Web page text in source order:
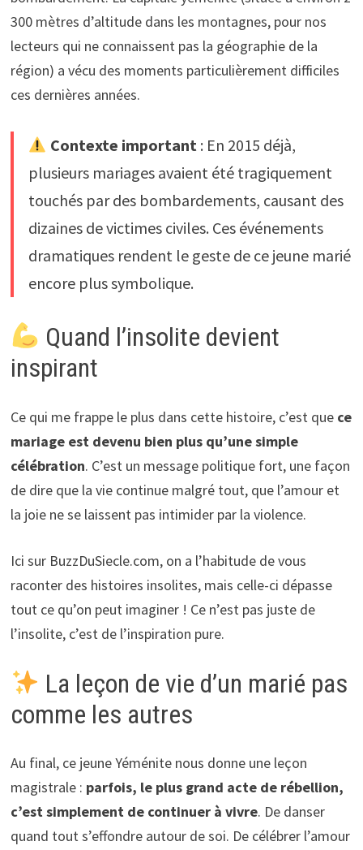
300 mètres d’altitude dans les montagnes, pour nos
lecteurs qui ne connaissent pas la géographie de la
région) a vécu des moments particulièrement difficiles
ces dernières années.
Contexte important: En 2015 déjà,
plusieurs mariages avaient été tragiquement
touchés par des bombardements, causant des
dizaines de victimes civiles. Ces événements
dramatiques rendent le geste de ce jeune marié
encore plus symbolique.
Quand l’insolite devient
inspirant
Ce qui me frappe le plus dans cette histoire, c’est que ce
mariage est devenu bien plus qu’une simple
célébration. C’est un message politique fort, une façon
de dire que la vie continue malgré tout, que l’amour et
la joie ne se laissent pas intimider par la violence.
Ici sur BuzzDuSiecle.com, on a l’habitude de vous
raconter des histoires insolites, mais celle-ci dépasse
tout ce qu’on peut imaginer ! Ce n’est pas juste de
l’insolite, c’est de l’inspiration pure.
La leçon de vie d’un marié pas
comme les autres
Au final, ce jeune Yéménite nous donne une leçon
magistrale : parfois, le plus grand acte de rébellion,
c’est simplement de continuer à vivre. De danser
quand tout s’effondre autour de soi. De célébrer l’amour